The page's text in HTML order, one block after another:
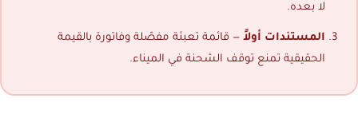
لا بعده.
المستندات أولاً — قائمة تعبئة مفصّلة وفاتورة بالقيمة
الحقيقية تمنع توقف الشحنة في الميناء.